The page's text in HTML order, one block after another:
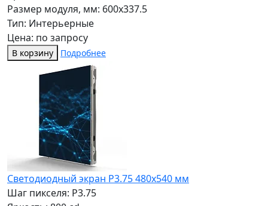
Размер модуля, мм: 600x337.5
Тип: Интерьерные
Цена: по запросу
В корзину Подробнее
Светодиодный экран P3.75 480x540 мм
Шаг пикселя: P3.75